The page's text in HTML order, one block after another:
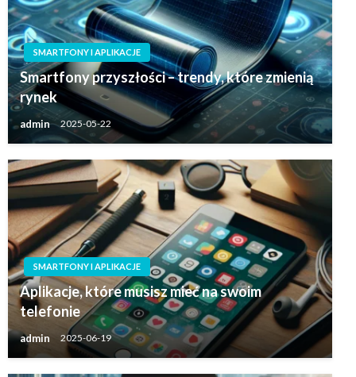
SMARTFONY I APLIKACJE
Smartfony przyszłości – trendy, które zmienią
rynek
admin 2025-05-22
SMARTFONY I APLIKACJE
Aplikacje, które musisz mieć na swoim
telefonie
admin 2025-06-19